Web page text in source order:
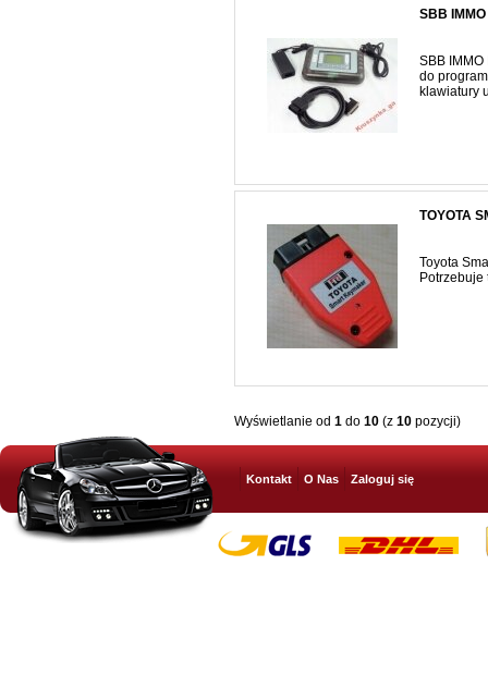
SBB
SBB
do
klawiatury
TOYOTA
Toyota
Wyświetlanie od 1 do 10 (z 10 pozycji)
Kontakt O Nas Zaloguj się